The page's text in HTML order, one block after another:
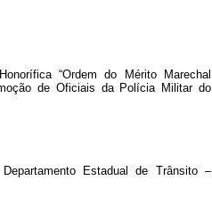
“Ordem do Mérito Marechal
de Oficiais da Polícia Militar do
Estadual de Trânsito –